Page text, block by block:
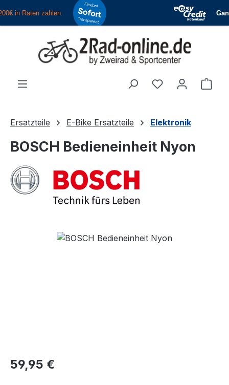
Zum Hauptinhalt springen
Du hast 0
Ersatzteile E-Bike Ersatzteile Elektronik
BOSCH Bedieneinheit Nyon
Regulärer Preis:
59,95 €